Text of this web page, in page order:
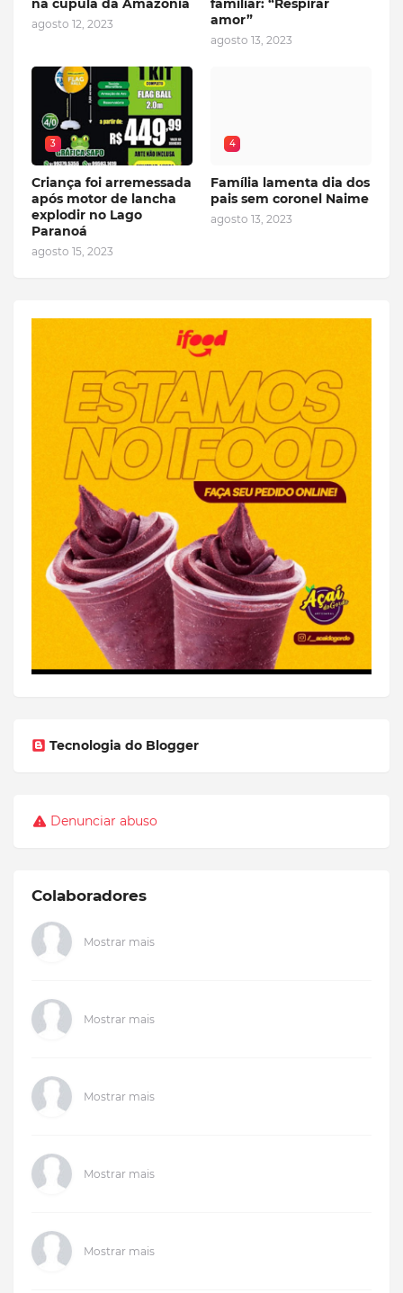
na cúpula da Amazônia
agosto 12, 2023
familiar: “Respirar
amor”
agosto 13, 2023
3
Criança foi arremessada
após motor de lancha
explodir no Lago
Paranoá
agosto 15, 2023
4
Família lamenta dia dos
pais sem coronel Naime
agosto 13, 2023
Tecnologia do Blogger
Denunciar abuso
Colaboradores
Mostrar mais
Mostrar mais
Mostrar mais
Mostrar mais
Mostrar mais